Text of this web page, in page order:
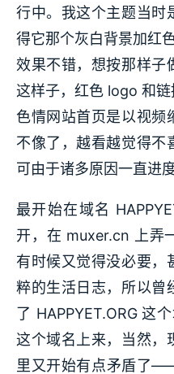
行中。我这个主题当时
得它那个灰白背景加红
效果不错，想按那样子
这样子，红色 logo 和
色情网站首页是以视频
不像了，越看越觉得不
可由于诸多原因一直进
最开始在域名
开，在 muxer.cn 上弄
有时候又觉得没必要，
粹的生活日志，所以曾
了 HAPPYET.ORG 这
这个域名上来，当然，
里又开始有点矛盾了